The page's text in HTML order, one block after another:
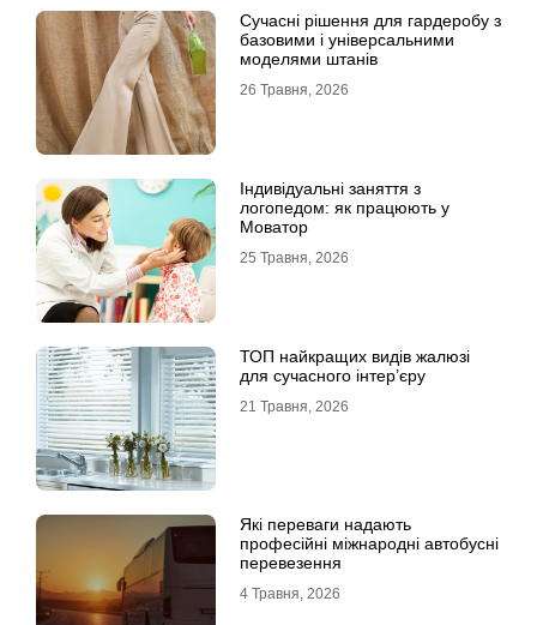
Сучасні рішення для гардеробу з
базовими і універсальними
моделями штанів
26 Травня, 2026
Індивідуальні заняття з
логопедом: як працюють у
Моватор
25 Травня, 2026
ТОП найкращих видів жалюзі
для сучасного інтер’єру
21 Травня, 2026
Які переваги надають
професійні міжнародні автобусні
перевезення
4 Травня, 2026